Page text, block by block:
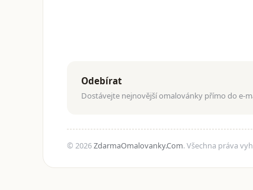
Odebírat
Dostávejte nejnovější omalovánky přímo do e-
© 2026ZdarmaOmalovanky.Com. Všechna práva